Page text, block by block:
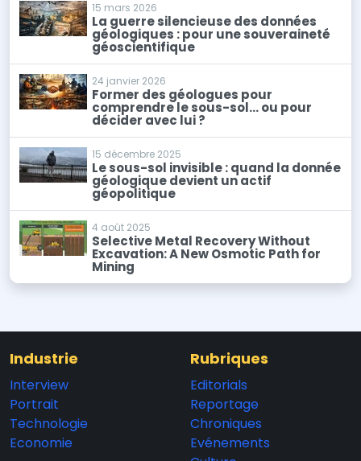
15 mars 2026
La guerre silencieuse des données
géologiques : pour une souveraineté
géoscientifique
24 janvier 2026
Former des géologues pour
comprendre le sous-sol… ou pour
décider avec lui ?
15 décembre 2025
Le sous-sol invisible : quand la donnée
géologique devient un actif
géopolitique
4 août 2025
Selective Metal Recovery Without
Excavation: A New Osmotic Path for
Mining
Industrie
Interview
Portrait
Technologie
Economie
Rubriques
Editorials
Reportage
Chroniques
Evénements